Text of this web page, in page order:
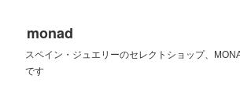
monad
スペイン・ジュエリーのセレクトショップ、
です